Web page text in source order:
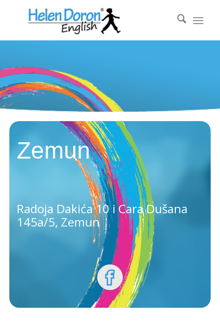
Zemun
Radoja Dakića 10 i Cara Dušana
145a/5, Zemun